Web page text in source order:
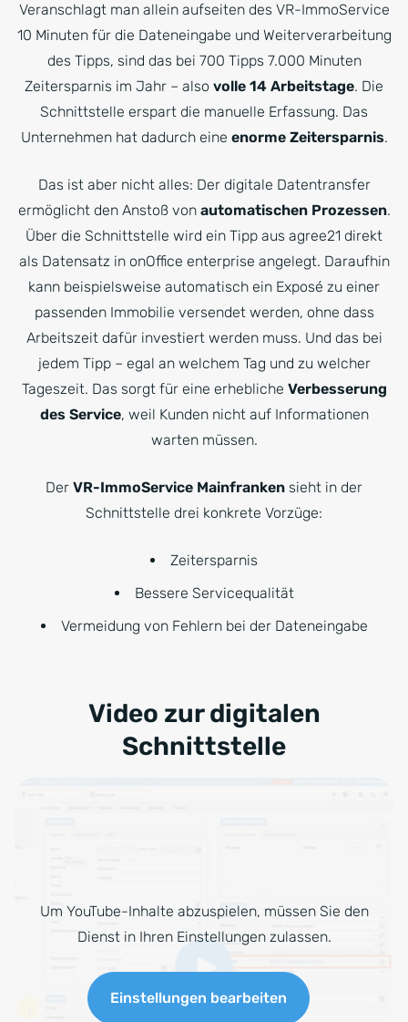
Veranschlagt man allein aufseiten des VR-ImmoService
10 Minuten für die Dateneingabe und Weiterverarbeitung
des Tipps, sind das bei 700 Tipps 7.000 Minuten
Zeitersparnis im Jahr – also volle 14 Arbeitstage. Die
Schnittstelle erspart die manuelle Erfassung. Das
Unternehmen hat dadurch eine enorme Zeitersparnis.
Das ist aber nicht alles: Der digitale Datentransfer
ermöglicht den Anstoß von automatischen Prozessen.
Über die Schnittstelle wird ein Tipp aus agree21 direkt
als Datensatz in onOffice enterprise angelegt. Daraufhin
kann beispielsweise automatisch ein Exposé zu einer
passenden Immobilie versendet werden, ohne dass
Arbeitszeit dafür investiert werden muss. Und das bei
jedem Tipp – egal an welchem Tag und zu welcher
Tageszeit. Das sorgt für eine erhebliche Verbesserung
des Service, weil Kunden nicht auf Informationen
warten müssen.
Der VR-ImmoService Mainfranken sieht in der
Schnittstelle drei konkrete Vorzüge:
Zeitersparnis
Bessere Servicequalität
Vermeidung von Fehlern bei der Dateneingabe
Video zur digitalen
Schnittstelle
Um YouTube-Inhalte abzuspielen, müssen Sie den
Dienst in Ihren Einstellungen zulassen.
Einstellungen bearbeiten